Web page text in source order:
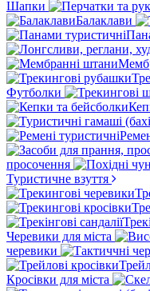
Шапки
Балаклави
Футболки
просочення
Туристичне взуття
Черевики для міста
черевики
Кросівки для міста